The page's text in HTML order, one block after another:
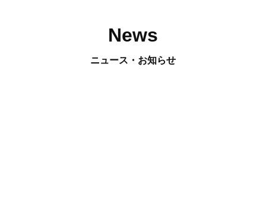
News
ニュース・お知らせ